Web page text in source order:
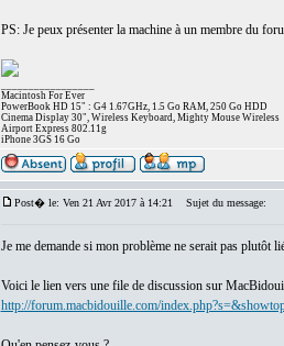
PS: Je peux présenter la machine à un membre du
Macintosh For Ever
PowerBook HD 15" : G4 1.67GHz, 1.5 Go RAM, 250 Go HDD
Cinema Display 30", Wireless Keyboard, Mighty Mouse Wireless
Airport Express 802.11g
iPhone 3GS 16 Go
Post� le: Ven 21 Avr 2017 à 14:21 Sujet du message:
Je me demande si mon problème ne serait pas plutôt
Voici le lien vers une file de discussion sur
http://forum.macbidouille.com/